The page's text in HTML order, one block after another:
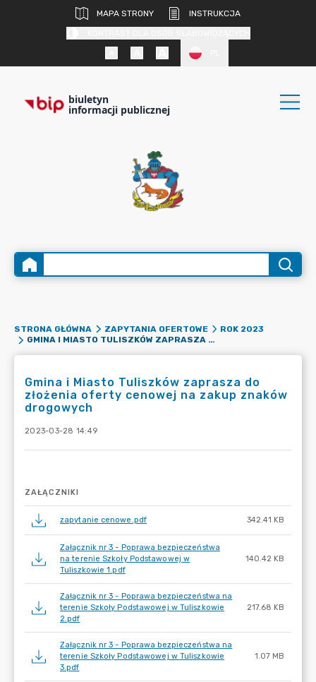
MAPA STRONY
INSTRUKCJA
biuletyn
informacji publicznej
STRONA GŁÓWNA ZAPYTANIA OFERTOWE
ROK 2023
GMINA I MIASTO TULISZKÓW ZAPRASZA DO ZŁOŻENIA OFERTY CENOWEJ NA ZAKUP ZNAKÓW DROGOWYCH
Gmina i Miasto Tuliszków zaprasza do
złożenia oferty cenowej na zakup znaków
drogowych
2023-03-28 14:49
ZAŁĄCZNIKI
zapytanie cenowe.pdf 342.41 KB
Załącznik nr 3 - Poprawa bezpieczeństwa
na terenie Szkoły Podstawowej w
Tuliszkowie 1.pdf
140.42 KB
Załącznik nr 3 - Poprawa bezpieczeństwa na
terenie Szkoły Podstawowej w Tuliszkowie
2.pdf
217.68 KB
Załącznik nr 3 - Poprawa bezpieczeństwa na
terenie Szkoły Podstawowej w Tuliszkowie
3.pdf
1.07 MB